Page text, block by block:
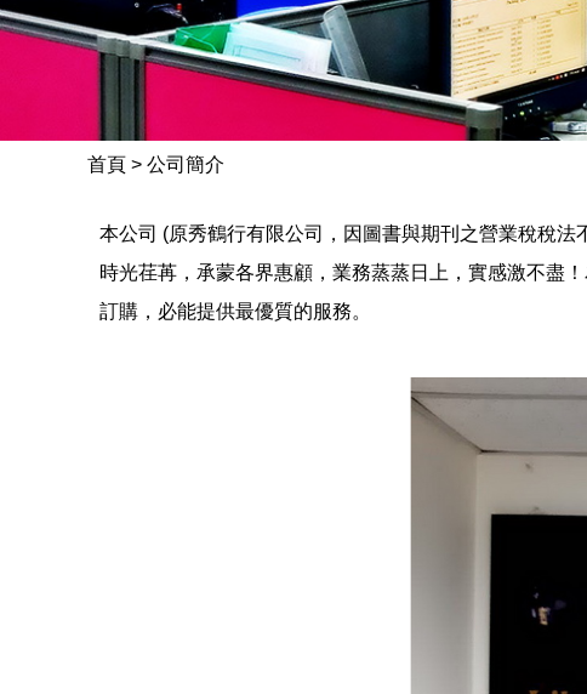
首頁 > 公司簡介
本公司 (原秀鶴行有限公司，因圖書與期刊之營業稅稅
時光荏苒，承蒙各界惠顧，業務蒸蒸日上，實感激不盡
訂購，必能提供最優質的服務。